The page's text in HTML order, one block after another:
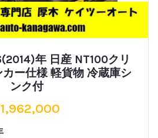
年 日産 NT100クリ
ー仕様 軽貨物 冷蔵庫シ
ンク付
1,962,000